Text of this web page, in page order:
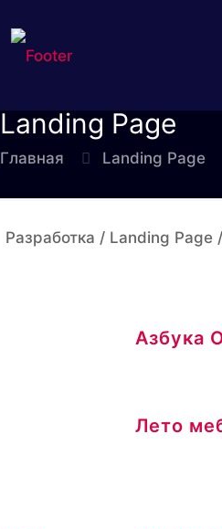
Landing Page
Главная Landing Page
Разработка / Landing Page
Азбука
Лето